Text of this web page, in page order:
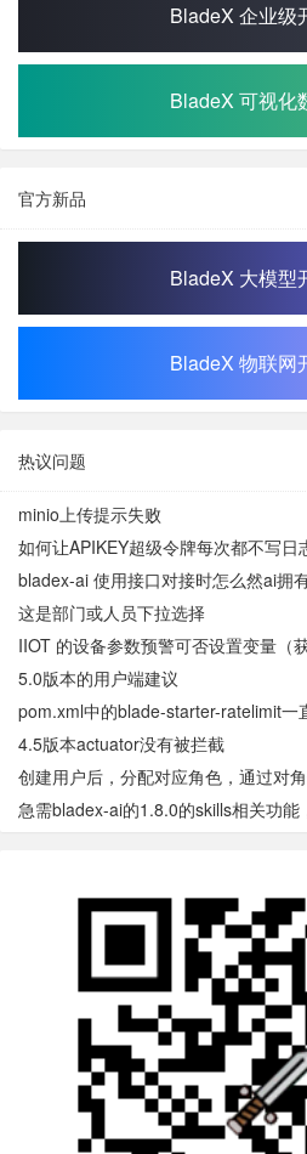
BladeX 企业级
BladeX 可视化
官方新品
BladeX 大模型
BladeX 物联网
热议问题
minio上传提示失败
如何让APIKEY超级令牌每次都不写日
bladex-ai 使用接口对接时怎么然ai拥
这是部门或人员下拉选择
IIOT 的设备参数预警可否设置变量（
5.0版本的用户端建议
pom.xml中的blade-starter-ratelimit一
4.5版本actuator没有被拦截